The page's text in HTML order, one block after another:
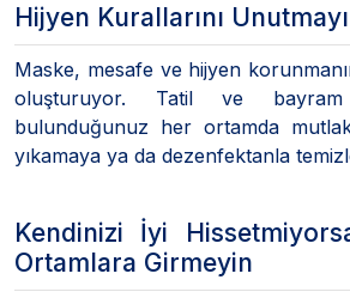
Hijyen Kurallarını
Maske, mesafe ve hijyen
oluşturuyor. Tatil ve
bulunduğunuz her ortamda
yıkamaya ya da dezenfektanla
Kendinizi İyi
Ortamlara Girmeyin